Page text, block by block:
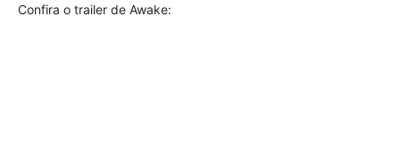
Confira o trailer de Awake: